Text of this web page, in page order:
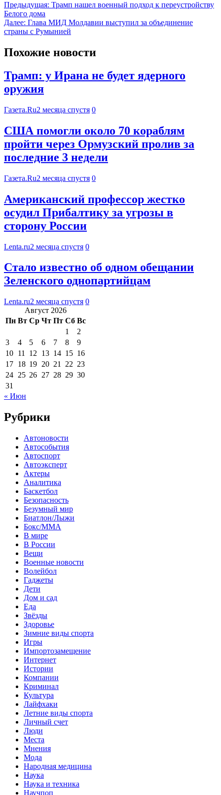
Предыдущая: Трамп нашел военный подход к переустройству
Белого дома
Далее: Глава МИД Молдавии выступил за объединение
страны с Румынией
Похожие новости
Трамп: у Ирана не будет ядерного
оружия
Газета.Ru2 месяца спустя 0
США помогли около 70 кораблям
пройти через Ормузский пролив за
последние 3 недели
Газета.Ru2 месяца спустя 0
Американский профессор жестко
осудил Прибалтику за угрозы в
сторону России
Lenta.ru2 месяца спустя 0
Стало известно об одном обещании
Зеленского однопартийцам
Lenta.ru2 месяца спустя 0
Август 2026
Пн Вт Ср Чт Пт Сб Вс
1
2
3
4 5 6 7 8
9
10 11 12 13 14 15 16
17 18 19 20 21 22 23
24 25 26 27 28 29 30
31
« Июн
Рубрики
Автоновости
Автособытия
Автоспорт
Автоэксперт
Актеры
Аналитика
Баскетбол
Безопасность
Безумный мир
Биатлон/Лыжи
Бокс/MMA
В мире
В России
Вещи
Военные новости
Волейбол
Гаджеты
Дети
Дом и сад
Еда
Звёзды
Здоровье
Зимние виды спорта
Игры
Импортозамещение
Интернет
Истории
Компании
Криминал
Культура
Лайфхаки
Летние виды спорта
Личный счет
Люди
Места
Мнения
Мода
Народная медицина
Наука
Наука и техника
Научпоп